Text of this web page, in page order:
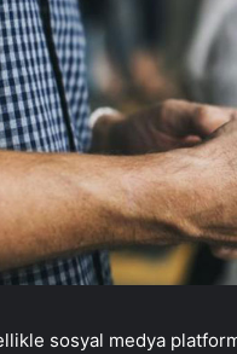
sosyal medya